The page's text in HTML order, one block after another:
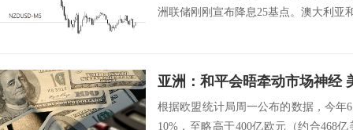
洲联储刚刚宣布降息25基点。澳大利亚
亚洲：和平会晤牵动市场神经
根据欧盟统计局周一公布的数据，今年
10%，至略高于400亿欧元（约合468